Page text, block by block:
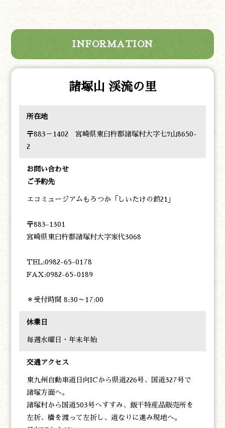
INFORMATION
諸塚山 渓流の里
所在地
〒883－1402 宮崎県東臼杵郡諸塚村大字七ﾂ山8650-
2
お問い合わせ
ご予約先
エコミュージアムもろつか「しいたけの館21」
〒883-1301
宮崎県東臼杵郡諸塚村大字家代3068
TEL:0982-65-0178
FAX:0982-65-0189
＊受付時間 8:30～17:00
休業日
毎週水曜日・年末年始
交通アクセス
東九州自動車道日向ICから県道226号、国道327号で
諸塚方面へ。
諸塚村から国道503号へすすみ、飯干特産品販売所を
左折、橋を渡って左折し、道なりに進み現地へ。